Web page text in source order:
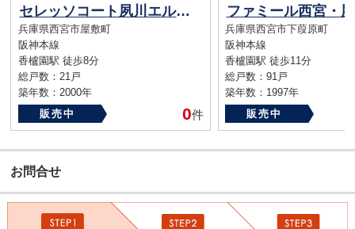
セレッソコート夙川エルシオン
兵庫県西宮市屋敷町
阪神本線
香櫨園駅 徒歩8分
総戸数：21戸
築年数：2000年
販売中
0件
ファミール西宮・
兵庫県西宮市下葭原町
阪神本線
香櫨園駅 徒歩11分
総戸数：91戸
築年数：1997年
販売中
お問合せ